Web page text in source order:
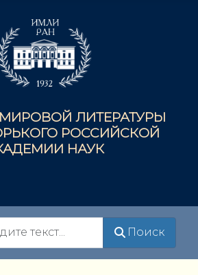
ЛИТЕРАТУРЫ
РОССИЙСКОЙ
НАУК
Поиск